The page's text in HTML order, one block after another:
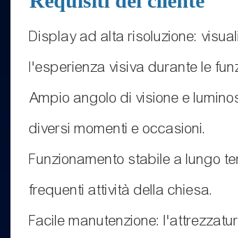
Display ad alta risoluzione:
l'esperienza visiva durante le
Ampio angolo di visione e
diversi momenti e occasioni.
Funzionamento stabile a lungo
frequenti attività della chiesa.
Facile manutenzione: